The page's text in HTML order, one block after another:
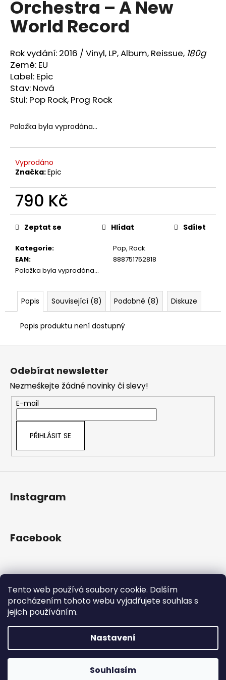
Tento web používá soubory cookie. Dalším
procházením tohoto webu vyjadřujete souhlas s
jejich používáním.
Nastavení
Souhlasím
Otevřeno Út - Pá 13:00 - 19:00, So - 10:00 - 16:00 Lužická
Orchestra ‎– A New
World Record
Rok vydání: 2016 / Vinyl, LP, Album, Reissue, 180g
Země: EU
Label: Epic
Stav: Nová
Stul: Pop Rock, Prog Rock
Položka byla vyprodána…
Vyprodáno
Značka:Epic ‎
790 Kč
Měrná
cena:
Kategorie:
Pop, Rock
EAN:
888751752818
Položka byla vyprodána…
Zeptat se Hlídat Sdílet
Popis Související (8) Podobné (8) Diskuze
Popis produktu není dostupný
a
j
t
?
D
o
p
o
u
č
e
m
Z
Odebírat newsletter
Nezmeškejte žádné novinky či slevy!
E-mail
PŘIHLÁSIT SE
Instagram
Facebook
Přijímáme online platby
Copyright 2026Gram Records. Všechna práva
vyhrazena.